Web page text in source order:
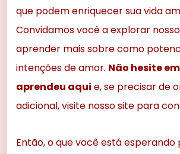
que podem enriquecer sua vida
Convidamos você a explorar
aprender mais sobre como
intenções de amor. Não hesite
aprendeu aqui e, se precisar de
adicional, visite nosso site para
Então, o que você está esperando